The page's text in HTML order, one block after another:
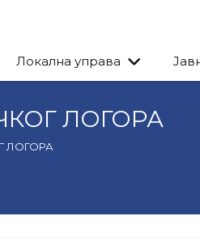
Локална управа
ЛОГОРА
ЛОГОРА